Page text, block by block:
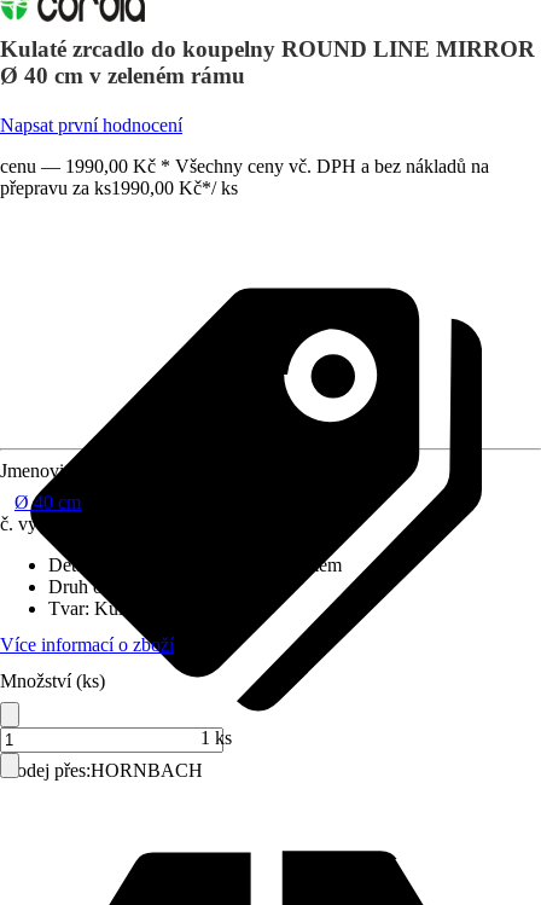
Kulaté zrcadlo do koupelny ROUND LINE MIRROR
Ø 40 cm v zeleném rámu
Napsat první hodnocení
cenu — 1990,00 Kč * Všechny ceny vč. DPH a bez nákladů na
přepravu za ks1990,00 Kč*/ ks
Prodej přes:HORNBACH
Jmenovitý rozměr v cm
Ø 40 cm
č. výrobku
Detaily výrobku
S hliníkovým rámem
Druh ochrany
Tvar: Kulatý
Více informací o zboží
Množství (ks)
1 ks